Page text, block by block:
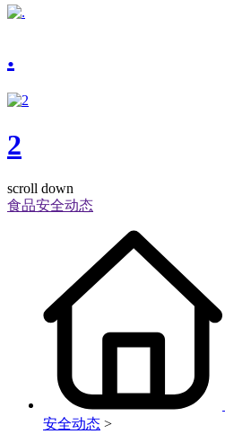
.
2
scroll down
食品安全动态
安全动态 >